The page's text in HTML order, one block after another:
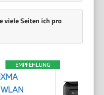
viele Seiten ich pro
EMPFEHLUNG